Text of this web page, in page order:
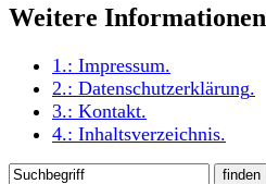
Weitere Informationen
1.: Impressum.
2.: Datenschutzerklärung.
3.: Kontakt.
4.: Inhaltsverzeichnis.